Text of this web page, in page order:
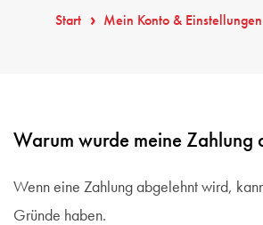
Start Mein Konto & Einstellungen
Warum wurde meine Zahlung
Wenn eine Zahlung abgelehnt wird,
Gründe haben.